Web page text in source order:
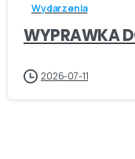
Wydarzenia
WYPRAWKA
2026-07-11